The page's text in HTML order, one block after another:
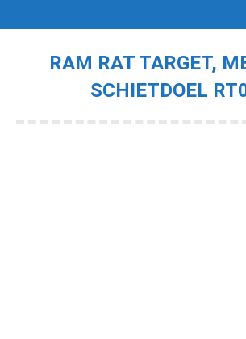
RAM RAT TARGET,
SCHIETDOEL